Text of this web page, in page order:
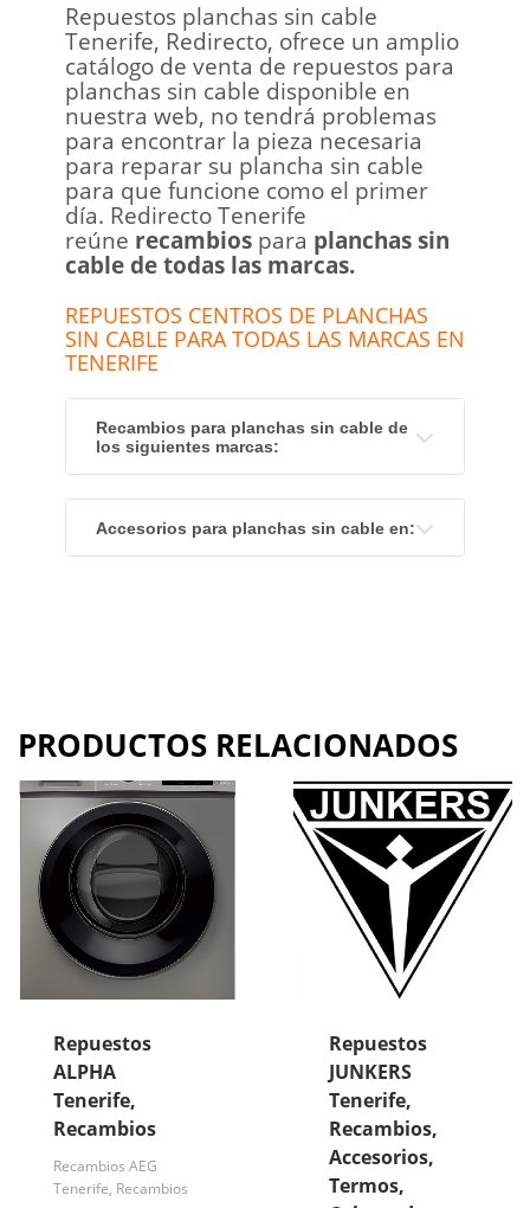
Repuestos planchas sin cable
Tenerife, Redirecto, ofrece un amplio
catálogo de venta de repuestos para
planchas sin cable disponible en
nuestra web, no tendrá problemas
para encontrar la pieza necesaria
para reparar su plancha sin cable
para que funcione como el primer
día. Redirecto Tenerife
reúne recambios para planchas sin
cable de todas las marcas.
REPUESTOS CENTROS DE PLANCHAS
SIN CABLE PARA TODAS LAS MARCAS EN
TENERIFE
Recambios para planchas sin cable de
los siguientes marcas:
Accesorios para planchas sin cable en:
PRODUCTOS RELACIONADOS
Repuestos
ALPHA
Tenerife,
Recambios
Recambios AEG
Tenerife, Recambios
Repuestos
JUNKERS
Tenerife,
Recambios,
Accesorios,
Termos,